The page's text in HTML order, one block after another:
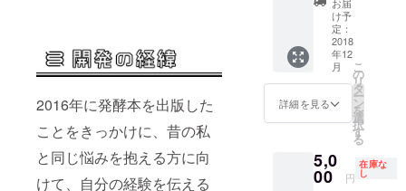
2016年に発酵本を出版した
ことをきっかけに、昔の私
と同じ悩みを抱える方に向
けて、自分の経験を伝える
セット
です。
※画
像はサ
ンプル
です。
日本国
内の
外への
ご送付
をご希
い致し
ます。
ビュー
記事を
掲載さ
せてい
ただ
き、御
社PRの
ただき
ます。
日本国
内の
み。海
外への
ご送付
をご希
望の方
い。 ※
動画は
パッ
ク】 限
定解説
動画付
きで、
腸活
ゲーム
「腸内
印刷版
を完成
次第い
お届
け予
定：
2018
年12
月
詳細を見る
こ
の
リ
タ
ー
ン
を
選
択
す
る
5,0
00 円
在庫な
し